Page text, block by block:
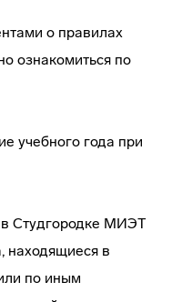
о правилах
ознакомиться по
учебного года при
Студгородке МИЭТ
находящиеся в
по иным